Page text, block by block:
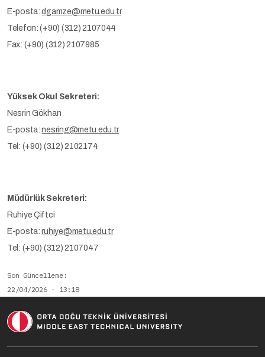
E-posta:dgamze@metu.edu.tr
Telefon: (+90) (312) 2107044
Fax: (+90) (312) 2107985
Yüksek Okul Sekreteri:
Nesrin Gökhan
E-posta:nesring@metu.edu.tr
Tel: (+90) (312) 2102174
Müdürlük Sekreteri:
Ruhiye Çiftci
E-posta:ruhiye@metu.edu.tr
Tel: (+90) (312) 2107047
Son Güncelleme
22/04/2026 - 13:18